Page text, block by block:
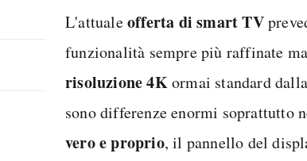
L'attualeofferta di smart TV
funzionalità sempre più raffinate
risoluzione 4Kormai standard
sono differenze enormi soprattutto
vero e proprio, il pannello del